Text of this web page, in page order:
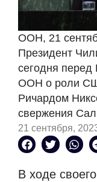
ООН, 21
Президент
сегодня перед
ООН о роли
Ричардом
свержения
21 сентября,
В ходе